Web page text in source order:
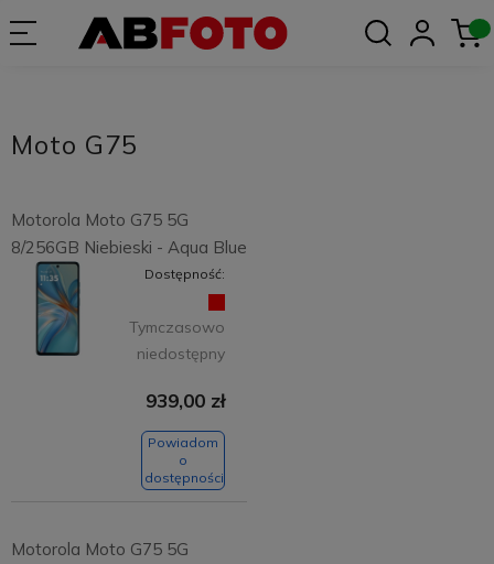
Moto G75
Motorola Moto G75 5G
8/256GB Niebieski - Aqua Blue
Dostępność:
Tymczasowo
niedostępny
939,00 zł
Powiadom
o
dostępności
Motorola Moto G75 5G